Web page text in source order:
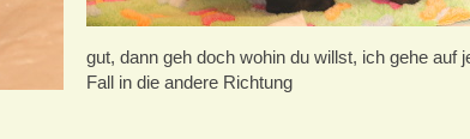
gut, dann geh doch wohin du willst, ich gehe auf
Fall in die andere Richtung